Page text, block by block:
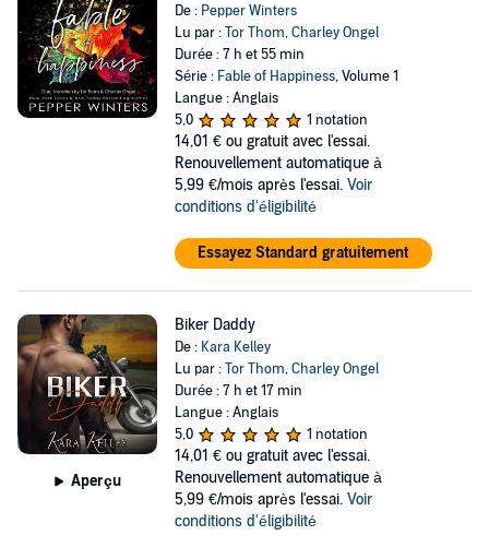
De : Pepper Winters
Lu par :Tor Thom,Charley Ongel
Durée : 7 h et 55 min
Série : Fable of Happiness, Volume 1
Langue : Anglais
5,0
1 notation
14,01 € ou gratuit avec l'essai.
Renouvellement automatique à
5,99 €/mois après l'essai. Voir
conditions d'éligibilité
Essayez Standard gratuitement
Aperçu
Biker Daddy
De : Kara Kelley
Lu par :Tor Thom,Charley Ongel
Durée : 7 h et 17 min
Langue : Anglais
5,0
1 notation
14,01 € ou gratuit avec l'essai.
Renouvellement automatique à
5,99 €/mois après l'essai. Voir
conditions d'éligibilité